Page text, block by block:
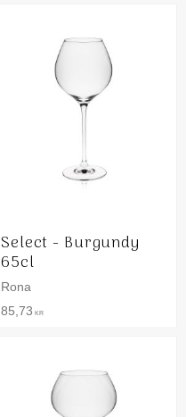
Select - Burgundy
65cl
Rona
85,73 KR